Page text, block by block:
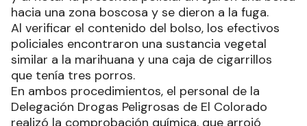
hacia una zona boscosa y se dieron a la fuga.
Al verificar el contenido del bolso, los efectivos
policiales encontraron una sustancia vegetal
similar a la marihuana y una caja de cigarrillos
que tenía tres porros.
En ambos procedimientos, el personal de la
Delegación Drogas Peligrosas de El Colorado
realizó la comprobación química, que arrojó